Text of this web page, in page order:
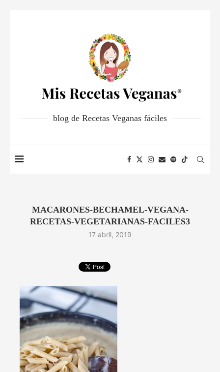
blog de Recetas Veganas fáciles
MACARONES-BECHAMEL-VEGANA-
RECETAS-VEGETARIANAS-FACILES3
17 abril, 2019